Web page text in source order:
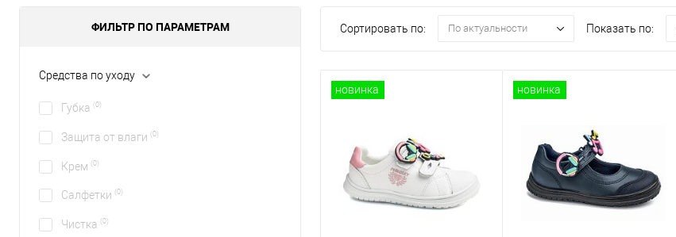
ФИЛЬТР ПО ПАРАМЕТРАМ
Средства по уходу
Губка (0)
Защита от влаги (0)
Крем (0)
Салфетки (0)
Чистка (0)
Сортировать по: По актуальности Показать по:
новинка новинка